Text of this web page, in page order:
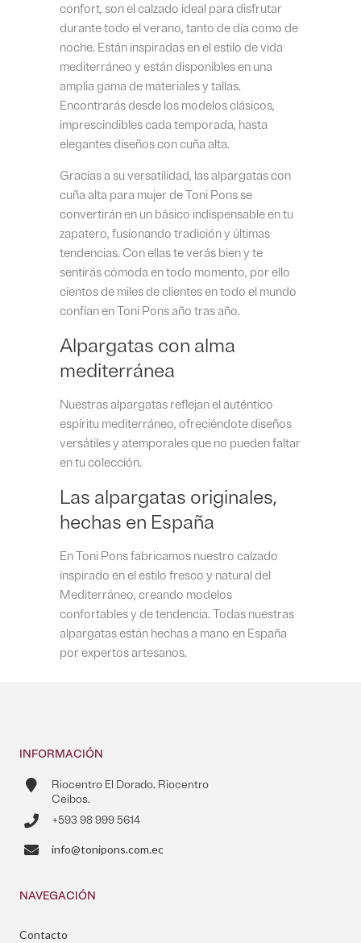
confort, son el calzado ideal para disfrutar
durante todo el verano, tanto de día como de
noche. Están inspiradas en el estilo de vida
mediterráneo y están disponibles en una
amplia gama de materiales y tallas.
Encontrarás desde los modelos clásicos,
imprescindibles cada temporada, hasta
elegantes diseños con cuña alta.
Gracias a su versatilidad, las alpargatas con
cuña alta para mujer de Toni Pons se
convertirán en un básico indispensable en tu
zapatero, fusionando tradición y últimas
tendencias. Con ellas te verás bien y te
sentirás cómoda en todo momento, por ello
cientos de miles de clientes en todo el mundo
confían en Toni Pons año tras año.
Alpargatas con alma
mediterránea
Nuestras alpargatas reflejan el auténtico
espíritu mediterráneo, ofreciéndote diseños
versátiles y atemporales que no pueden faltar
en tu colección.
Las alpargatas originales,
hechas en España
En Toni Pons fabricamos nuestro calzado
inspirado en el estilo fresco y natural del
Mediterráneo, creando modelos
confortables y de tendencia. Todas nuestras
alpargatas están hechas a mano en España
por expertos artesanos.
INFORMACIÓN
Riocentro El Dorado. Riocentro
Ceibos.
+593 98 999 5614
info@tonipons.com.ec
NAVEGACIÓN
Contacto